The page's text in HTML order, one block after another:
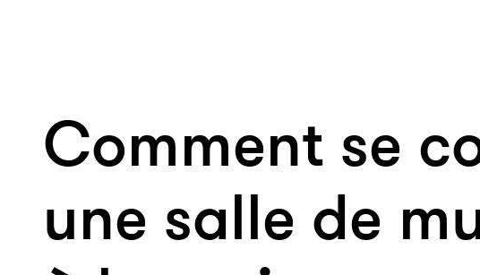
Comment se
une salle de